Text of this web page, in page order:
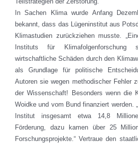
In Sachen Klima wurde Anfang
bekannt, dass das Lügeninstitut aus
Klimastudien zurückziehen musste.
Instituts für
wirtschaftliche Schäden durch den
als Grundlage für politische
Autoren sie wegen methodischer Fehler
der Wissenschaft! Besonders wenn die
Woidke und vom Bund finanziert werden.
Institut insgesamt etwa 14,8
Förderung, dazu kamen über 25
Forschungsprojekte.“ Vertraue den